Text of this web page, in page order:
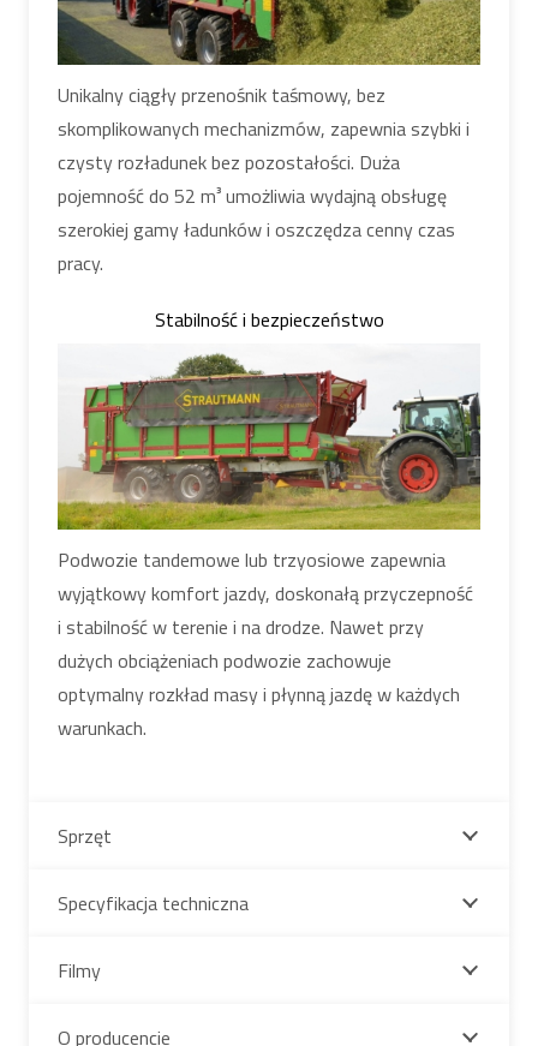
Unikalny ciągły przenośnik taśmowy, bez
skomplikowanych mechanizmów, zapewnia szybki i
czysty rozładunek bez pozostałości. Duża
pojemność do 52 m³ umożliwia wydajną obsługę
szerokiej gamy ładunków i oszczędza cenny czas
pracy.
Stabilność i bezpieczeństwo
Podwozie tandemowe lub trzyosiowe zapewnia
wyjątkowy komfort jazdy, doskonałą przyczepność
i stabilność w terenie i na drodze. Nawet przy
dużych obciążeniach podwozie zachowuje
optymalny rozkład masy i płynną jazdę w każdych
warunkach.
Sprzęt
Specyfikacja techniczna
Filmy
O producencie